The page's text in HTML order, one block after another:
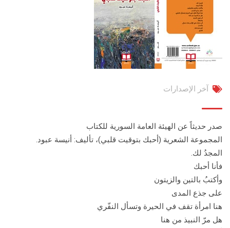
آخر الإصدارات
صدر حديثاً عن الهيئة العامة السورية للكتاب
المجموعة الشعرية (أحبك بتوقيت قلبي)، تأليف: أنيسة عبود.
المجدُ لك.
فأنا أحبك
وأكتبُ بالتين والزيتون
على جذع المدى
هنا امرأة تقف في الحيرة وتسأل النفّري
هل مرّ النبيذ من هنا